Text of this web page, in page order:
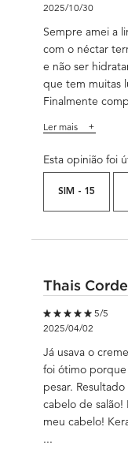
2025/10/30
Sempre amei a
com o néctar
e não ser
que tem muitas
Finalmente
Ler mais
Esta opinião foi
SIM - 15
Thais
5 out of 5 stars.
5/5
2025/04/02
Já usava o
foi ótimo porque
pesar.
cabelo de salão!
meu cabelo!
...